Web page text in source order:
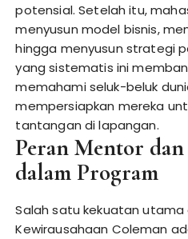
potensial. Setelah itu,
menyusun model bisnis,
hingga menyusun strategi
yang sistematis ini
memahami seluk-beluk
mempersiapkan mereka
tantangan di lapangan.
Peran Mentor
dalam Program
Salah satu kekuatan utama
Kewirausahaan Coleman